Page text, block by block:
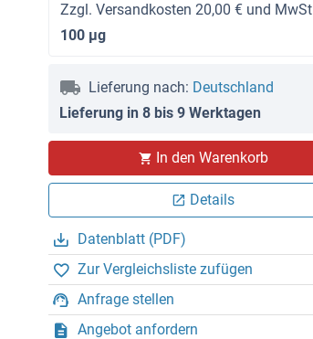
Zzgl. Versandkosten 20,00 € und MwSt
100 μg
Lieferung nach: Deutschland
Lieferung in 8 bis 9 Werktagen
In den Warenkorb
Details
Datenblatt (PDF)
Zur Vergleichsliste zufügen
Anfrage stellen
Angebot anfordern